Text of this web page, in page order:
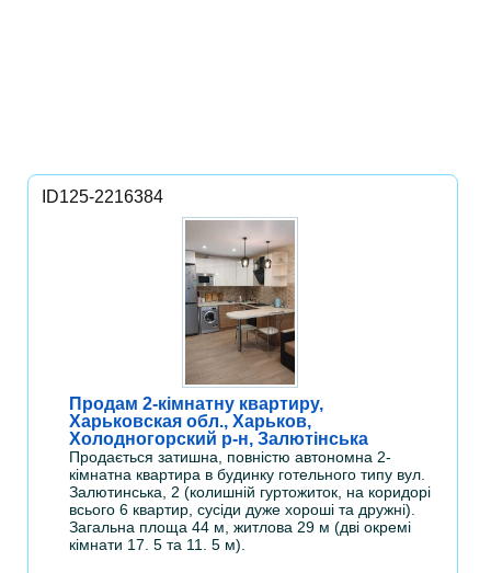
ID125-2216384
Продам 2-кімнатну квартиру,
Харьковская обл., Харьков,
Холодногорский р-н, Залютінська
Продається затишна, повністю автономна 2-
кімнатна квартира в будинку готельного типу вул.
Залютинська, 2 (колишній гуртожиток, на коридорі
всього 6 квартир, сусіди дуже хороші та дружні).
Загальна площа 44 м, житлова 29 м (дві окремі
кімнати 17. 5 та 11. 5 м).